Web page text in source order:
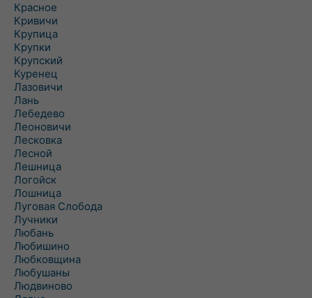
Красное
Кривичи
Крупица
Крупки
Крупский
Куренец
Лазовичи
Лань
Лебедево
Леоновичи
Лесковка
Лесной
Лешница
Логойск
Лошница
Луговая Слобода
Лучники
Любань
Любишино
Любковщина
Любушаны
Людвиново